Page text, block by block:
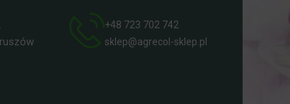
+48 723 702 742